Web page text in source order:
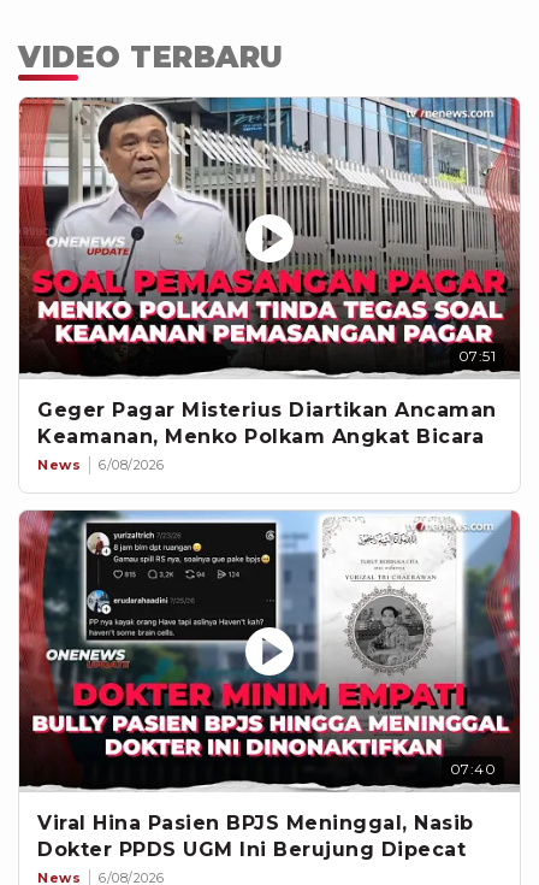
VIDEO TERBARU
07:51
Geger Pagar Misterius Diartikan Ancaman
Keamanan, Menko Polkam Angkat Bicara
News 6/08/2026
07:40
Viral Hina Pasien BPJS Meninggal, Nasib
Dokter PPDS UGM Ini Berujung Dipecat
News 6/08/2026